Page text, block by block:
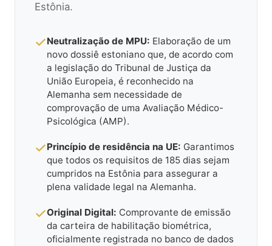
Estônia.
Neutralização de MPU: Elaboração de um
novo dossiê estoniano que, de acordo com
a legislação do Tribunal de Justiça da
União Europeia, é reconhecido na
Alemanha sem necessidade de
comprovação de uma Avaliação Médico-
Psicológica (AMP).
Princípio de residência na UE: Garantimos
que todos os requisitos de 185 dias sejam
cumpridos na Estônia para assegurar a
plena validade legal na Alemanha.
Original Digital: Comprovante de emissão
da carteira de habilitação biométrica,
oficialmente registrada no banco de dados